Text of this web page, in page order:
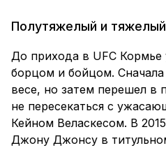
Полутяжелый и
До прихода в UFC
борцом и бойцом.
весе, но затем перешел в
не пересекаться с
Кейном Веласкесом. В
Джону Джонсу в